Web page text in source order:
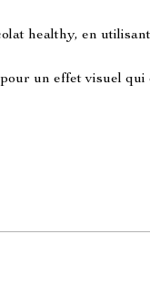
healthy, en
un effet visuel qui